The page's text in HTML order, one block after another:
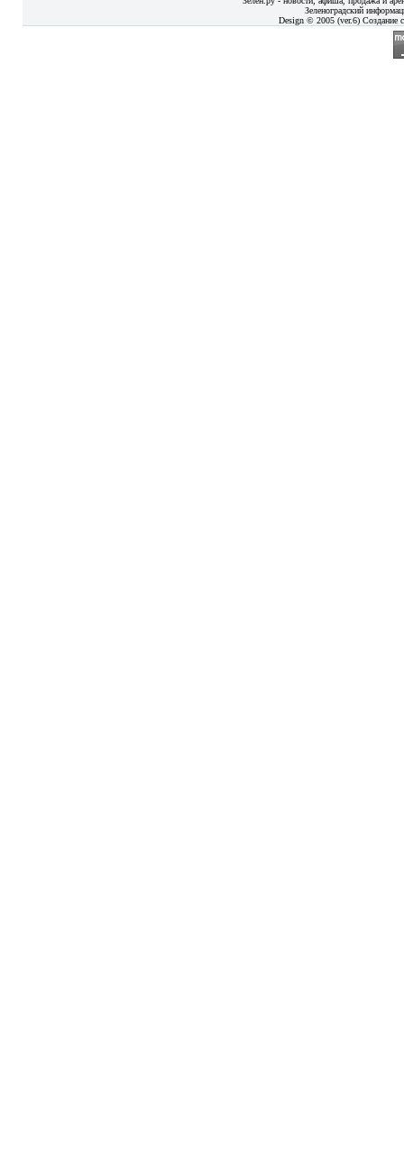
Зеленоградский
Design © 2005 (ver.6) Создание